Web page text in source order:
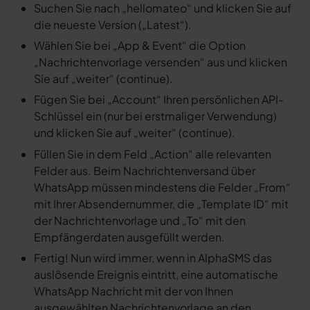
Suchen Sie nach „hellomateo“ und klicken Sie auf
die neueste Version („Latest“).
Wählen Sie bei „App & Event“ die Option
„Nachrichtenvorlage versenden“ aus und klicken
Sie auf „weiter“ (continue).
Fügen Sie bei „Account“ Ihren persönlichen API-
Schlüssel ein (nur bei erstmaliger Verwendung)
und klicken Sie auf „weiter“ (continue).
Füllen Sie in dem Feld „Action“ alle relevanten
Felder aus. Beim Nachrichtenversand über
WhatsApp müssen mindestens die Felder „From“
mit Ihrer Absendernummer, die „Template ID“ mit
der Nachrichtenvorlage und „To“ mit den
Empfängerdaten ausgefüllt werden.
Fertig! Nun wird immer, wenn in AlphaSMS das
auslösende Ereignis eintritt, eine automatische
WhatsApp Nachricht mit der von Ihnen